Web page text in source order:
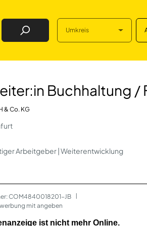
Job Finden Umkreis
/ FiBu
Buchhaltung /
& Co. KG
Arbeitgeber | Weiterentwicklung
COM4840018201-JB
mit angeben